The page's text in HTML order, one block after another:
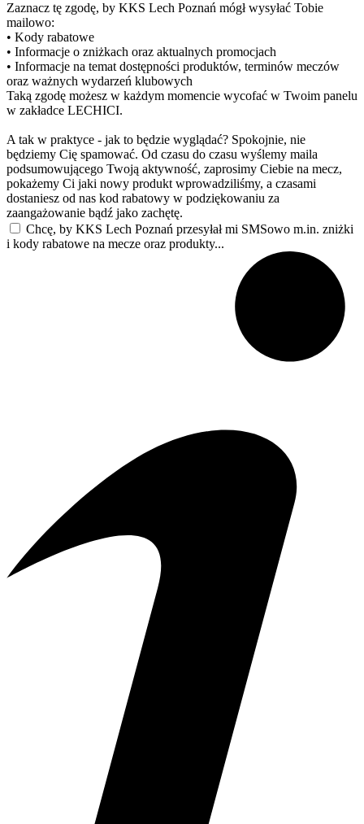
Zaznacz tę zgodę, by KKS Lech Poznań mógł wysyłać Tobie
mailowo:
• Kody rabatowe
• Informacje o zniżkach oraz aktualnych promocjach
• Informacje na temat dostępności produktów, terminów meczów
oraz ważnych wydarzeń klubowych
Taką zgodę możesz w każdym momencie wycofać w Twoim panelu
w zakładce LECHICI.
A tak w praktyce - jak to będzie wyglądać? Spokojnie, nie
będziemy Cię spamować. Od czasu do czasu wyślemy maila
podsumowującego Twoją aktywność, zaprosimy Ciebie na mecz,
pokażemy Ci jaki nowy produkt wprowadziliśmy, a czasami
dostaniesz od nas kod rabatowy w podziękowaniu za
zaangażowanie bądź jako zachętę.
Chcę, by KKS Lech Poznań przesyłał mi SMSowo m.in. zniżki
i kody rabatowe na mecze oraz produkty...